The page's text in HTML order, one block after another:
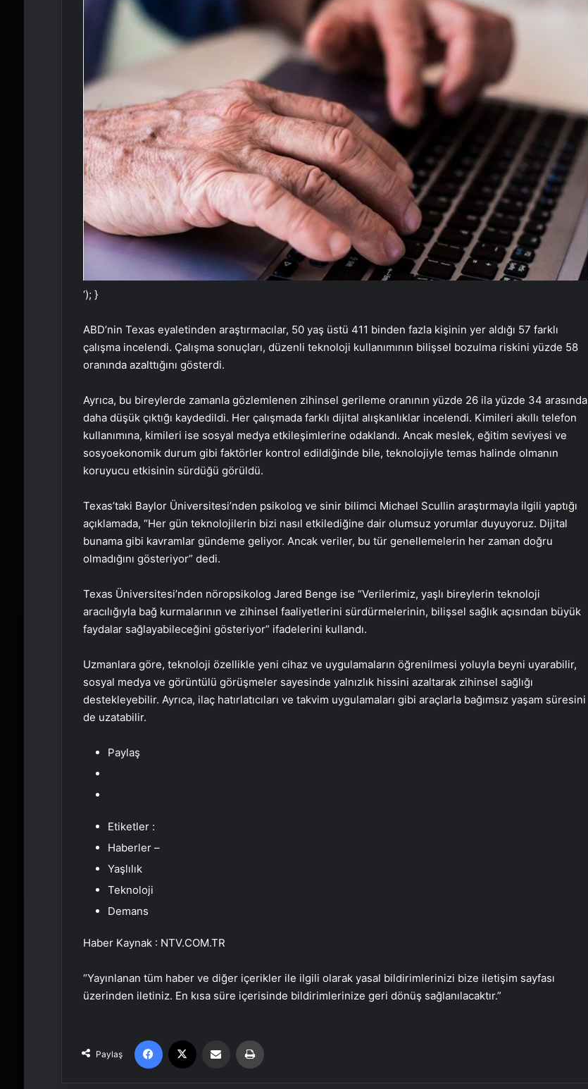
‘); }
ABD’nin Texas eyaletinden araştırmacılar, 50 yaş üstü 411 binden fazla kişinin yer aldığı 57 farklı
çalışma incelendi. Çalışma sonuçları, düzenli teknoloji kullanımının bilişsel bozulma riskini yüzde 58
oranında azalttığını gösterdi.
Ayrıca, bu bireylerde zamanla gözlemlenen zihinsel gerileme oranının yüzde 26 ila yüzde 34 arasında
daha düşük çıktığı kaydedildi. Her çalışmada farklı dijital alışkanlıklar incelendi. Kimileri akıllı telefon
kullanımına, kimileri ise sosyal medya etkileşimlerine odaklandı. Ancak meslek, eğitim seviyesi ve
sosyoekonomik durum gibi faktörler kontrol edildiğinde bile, teknolojiyle temas halinde olmanın
koruyucu etkisinin sürdüğü görüldü.
Texas’taki Baylor Üniversitesi’nden psikolog ve sinir bilimci Michael Scullin araştırmayla ilgili yaptığı
açıklamada, “Her gün teknolojilerin bizi nasıl etkilediğine dair olumsuz yorumlar duyuyoruz. Dijital
bunama gibi kavramlar gündeme geliyor. Ancak veriler, bu tür genellemelerin her zaman doğru
olmadığını gösteriyor” dedi.
Texas Üniversitesi’nden nöropsikolog Jared Benge ise “Verilerimiz, yaşlı bireylerin teknoloji
aracılığıyla bağ kurmalarının ve zihinsel faaliyetlerini sürdürmelerinin, bilişsel sağlık açısından büyük
faydalar sağlayabileceğini gösteriyor” ifadelerini kullandı.
Uzmanlara göre, teknoloji özellikle yeni cihaz ve uygulamaların öğrenilmesi yoluyla beyni uyarabilir,
sosyal medya ve görüntülü görüşmeler sayesinde yalnızlık hissini azaltarak zihinsel sağlığı
destekleyebilir. Ayrıca, ilaç hatırlatıcıları ve takvim uygulamaları gibi araçlarla bağımsız yaşam süresini
de uzatabilir.
Paylaş
Etiketler :
Haberler –
Yaşlılık
Teknoloji
Demans
Haber Kaynak : NTV.COM.TR
“Yayınlanan tüm haber ve diğer içerikler ile ilgili olarak yasal bildirimlerinizi bize iletişim sayfası
üzerinden iletiniz. En kısa süre içerisinde bildirimlerinize geri dönüş sağlanılacaktır.”
Paylaş
Facebook Email'den paylaş
Ustalar çırak bulamıyor